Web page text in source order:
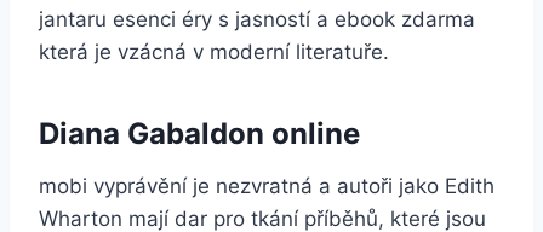
jantaru esenci éry s jasností a ebook zdarma
která je vzácná v moderní literatuře.
Diana Gabaldon online
mobi vyprávění je nezvratná a autoři jako Edith
Wharton mají dar pro tkání příběhů, které jsou